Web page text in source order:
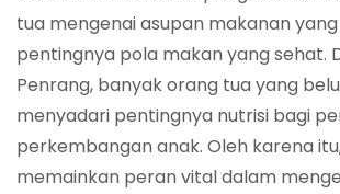
tua mengenai asupan makanan
pentingnya pola makan yang sehat.
Penrang, banyak orang tua yang
menyadari pentingnya nutrisi bagi
perkembangan anak. Oleh karena
memainkan peran vital dalam